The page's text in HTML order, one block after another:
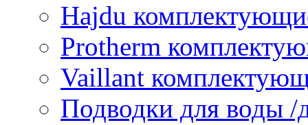
Hajdu
Protherm
Vaillant
Подводки для воды /